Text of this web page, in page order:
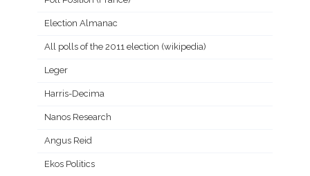
Election Almanac
All polls of the 2011 election (wikipedia)
Leger
Harris-Decima
Nanos Research
Angus Reid
Ekos Politics